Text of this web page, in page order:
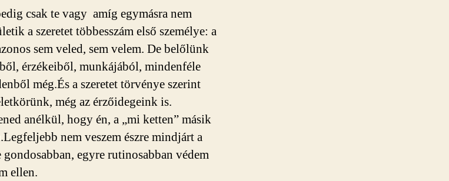
csak te vagy amíg egymásra nem
a szeretet többesszám első személye: a
sem veled, sem velem. De belőlünk
érzékeiből, munkájából, mindenféle
még.És a szeretet törvénye szerint
még az érzőidegeink is.
anélkül, hogy én, a „mi ketten” másik
nem veszem észre mindjárt a
egyre rutinosabban védem
ellen.